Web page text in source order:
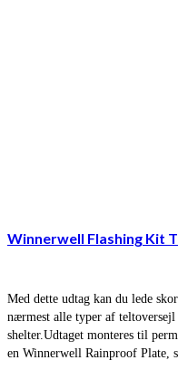
Winnerwell Flashing Kit
Med dette udtag kan du lede
nærmest alle typer af
shelter.Udtaget monteres til
en Winnerwell Rainproof Plate,